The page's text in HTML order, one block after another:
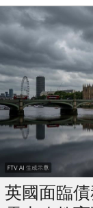
英國面臨